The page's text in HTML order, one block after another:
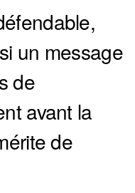
un message
de
avant la
de